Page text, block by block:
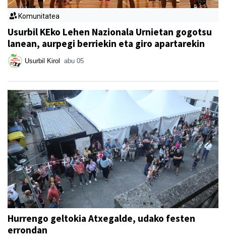
Komunitatea
Usurbil KEko Lehen Nazionala Urnietan gogotsu
lanean, aurpegi berriekin eta giro apartarekin
Usurbil Kirol abu 05
Hurrengo geltokia Atxegalde, udako festen
errondan